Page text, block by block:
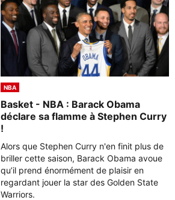
NBA
Basket - NBA : Barack Obama
déclare sa flamme à Stephen Curry
!
Alors que Stephen Curry n'en finit plus de
briller cette saison, Barack Obama avoue
qu’il prend énormément de plaisir en
regardant jouer la star des Golden State
Warriors.